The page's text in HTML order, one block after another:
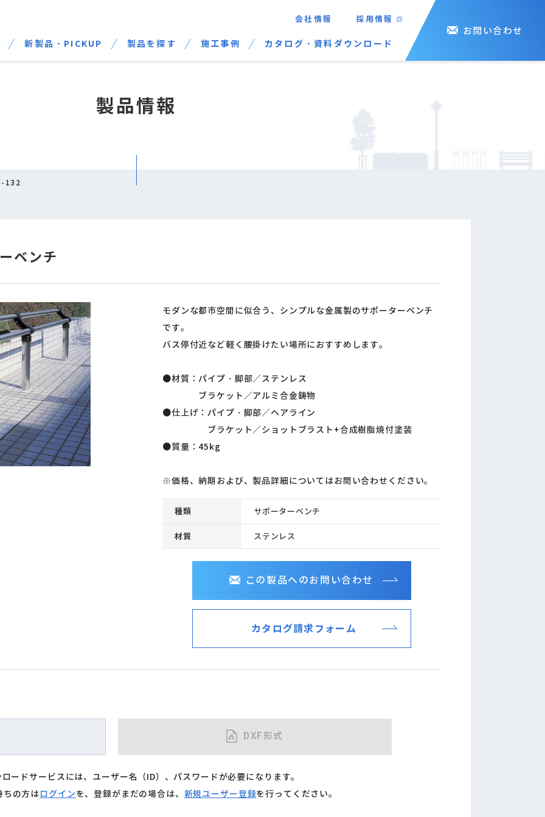
会社情報 採用情報
新製品・PICKUP 製品を探す 施工事例 カタログ・資料ダウンロード
お問い合わせ
製品情報
132
ベンチ
モダンな都市空間に似合う、シンプルな金属製のサポーターベンチ
です。
バス停付近など軽く腰掛けたい場所におすすめします。
●材質：パイプ・脚部／ステンレス
ブラケット／アルミ合金鋳物
●仕上げ：パイプ・脚部／ヘアライン
ブラケット／ショットブラスト+合成樹脂焼付塗装
●質量：45kg
※価格、納期および、製品詳細についてはお問い合わせください。
種類 サポーターベンチ
材質 ステンレス
この製品へのお問い合わせ
カタログ請求フォーム
DXF形式
ードサービスには、ユーザー名（ID）、パスワードが必要になります。
ちの方はログインを、登録がまだの場合は、 新規ユーザー登録を行ってください。